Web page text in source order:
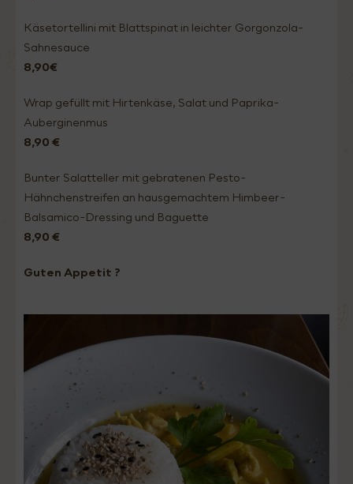
Käsetortellini mit Blattspinat in leichter Gorgonzola-
Sahnesauce
8,90€
Wrap gefüllt mit Hirtenkäse, Salat und Paprika-
Auberginenmus
8,90 €
Bunter Salatteller mit gebratenen Pesto-
Hähnchenstreifen an hausgemachtem Himbeer-
Balsamico-Dressing und Baguette
8,90 €
Guten Appetit ?